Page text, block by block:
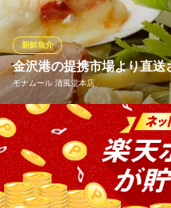
ＦＬＯＲＡ
ワイン＆イタリア料理
京王線中河原駅 徒歩1分
東京都府中市住吉町2-17-2 中河原ビル
金沢港の提携市場より直送
モナムール 清風堂本店
新鮮魚介
金沢港の提携市場より、空輸
だんに使ったモナムールの料
モナムール 清風堂本店
イタリア料理/洋菓子